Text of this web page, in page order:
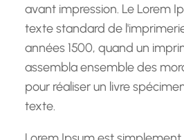
avant impression. Le Lorem
texte standard de
années 1500, quand un
assembla ensemble des
pour réaliser un livre
texte.